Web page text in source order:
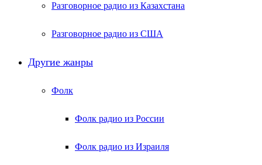
Разговорное радио из Казахстана
Разговорное радио из США
Другие жанры
Фолк
Фолк радио из России
Фолк радио из Израиля